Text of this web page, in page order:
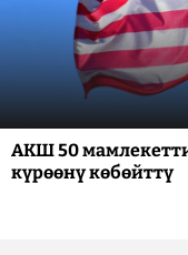
АКШ 50
күрөөнү көбөйттү